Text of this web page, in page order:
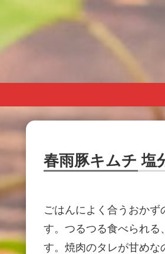
春雨豚キムチ 塩
ごはんによく合うおか
す。つるつる食べられる
す。焼肉のタレが甘めな